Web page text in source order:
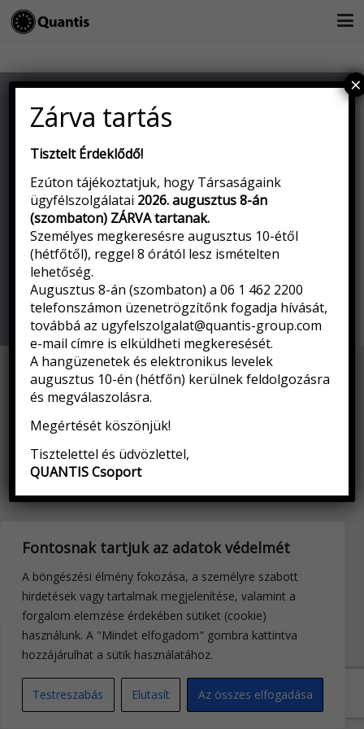
Fontosnak tartjuk az adatok védelmét
A böngészési élmény fokozása, a személyre szabott
hirdetések vagy tartalmak megjelenítése, valamint a
forgalom elemzése érdekében sütiket (cookie)
használunk. A "Mindet elfogadom" gombra kattintva
hozzájárulhat a sütik használatához.
Testreszabás Elutasít Az összes elfogadása
Kapcsolat
Impresszum
Adatvédelem
Fenntarthatóság
Pénzügyi Navigátor
Belső bejelentés
Panaszkezelés
Zárva tartás
Tisztelt Érdeklődő!
Ezúton tájékoztatjuk, hogy Társaságaink
ügyfélszolgálatai 2026. augusztus 8-án
(szombaton) ZÁRVA tartanak.
Személyes megkeresésre augusztus 10-étől
(hétfőtől), reggel 8 órától lesz ismételten
lehetőség.
Augusztus 8-án (szombaton) a 06 1 462 2200
telefonszámon üzenetrögzítőnk fogadja hívását,
továbbá az ugyfelszolgalat@quantis-group.com
e-mail címre is elküldheti megkeresését.
A hangüzenetek és elektronikus levelek
augusztus 10-én (hétfőn) kerülnek feldolgozásra
és megválaszolásra.
Megértését köszönjük!
Tisztelettel és üdvözlettel,
QUANTIS Csoport
×